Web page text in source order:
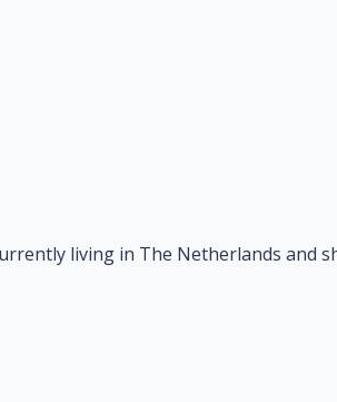
living in The Netherlands and